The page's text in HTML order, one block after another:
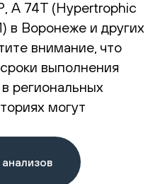
А 74Т (Hypertrophic
в Воронеже и других
внимание, что
выполнения
региональных
могут